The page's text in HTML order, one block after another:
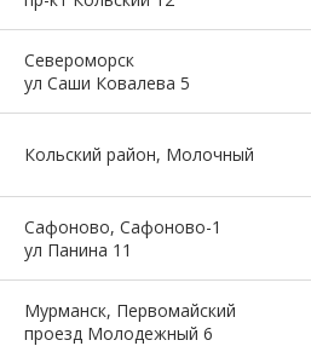
Североморск
ул Саши Ковалева 5
Кольский район, Молочный
Сафоново, Сафоново-1
ул Панина 11
Мурманск, Первомайский
проезд Молодежный 6